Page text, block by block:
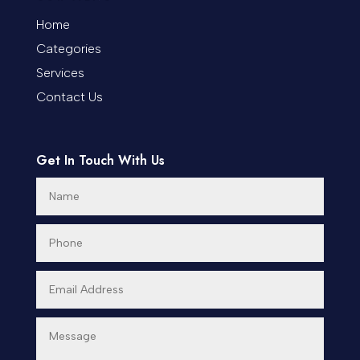
Cremation Service
Dance Studio
Day Spa
Dental Care
Dentist
Digital Advertising
Home
Categories
Services
Contact Us
Get In Touch With Us